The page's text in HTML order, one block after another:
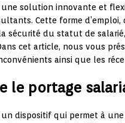
une solution innovante et
Cette forme
sécurité du statut de
cet article, nous vous
ainsi que les
le portage
dispositif qui permet à une